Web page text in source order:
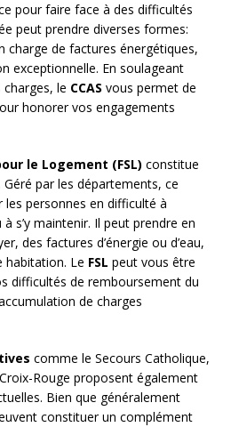
pour faire face à des difficultés
peut prendre diverses formes:
charge de factures énergétiques,
exceptionnelle. En soulageant
le CCAS vous permet de
honorer vos engagements
le Logement (FSL) constitue
par les départements, ce
personnes en difficulté à
s’y maintenir. Il peut prendre en
des factures d’énergie ou d’eau,
habitation. Le FSL peut vous être
difficultés de remboursement du
de charges
comme le Secours Catholique,
Rouge proposent également
Bien que généralement
constituer un complément